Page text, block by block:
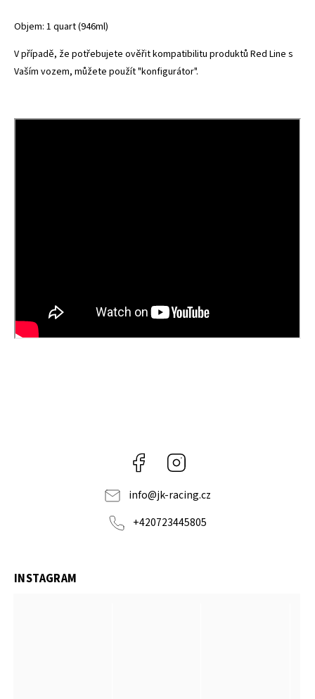
Objem: 1 quart (946ml)
V případě, že potřebujete ověřit kompatibilitu produktů Red Line s
Vaším vozem, můžete použít"konfigurátor".
Facebook
info@jk-racing.cz
+420723445805
INSTAGRAM